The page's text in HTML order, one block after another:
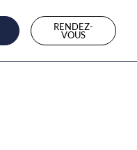
RENDEZ-
VOUS